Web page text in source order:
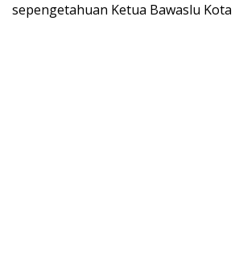
sepengetahuan Ketua Bawaslu Kota